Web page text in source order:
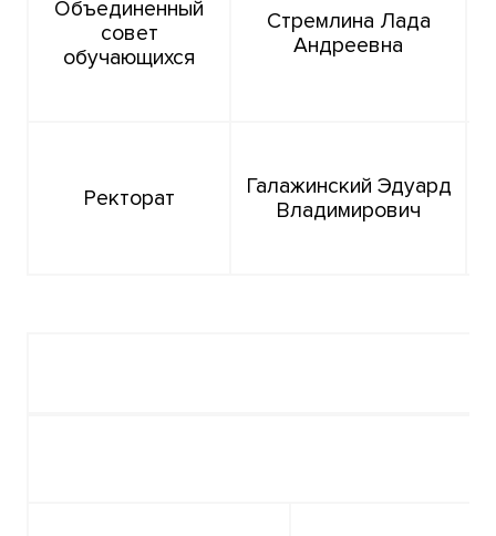
Объединенный
совет
обучающихся
Стремлина Лада
Андреевна
Ректорат
Галажинский Эдуард
Владимирович